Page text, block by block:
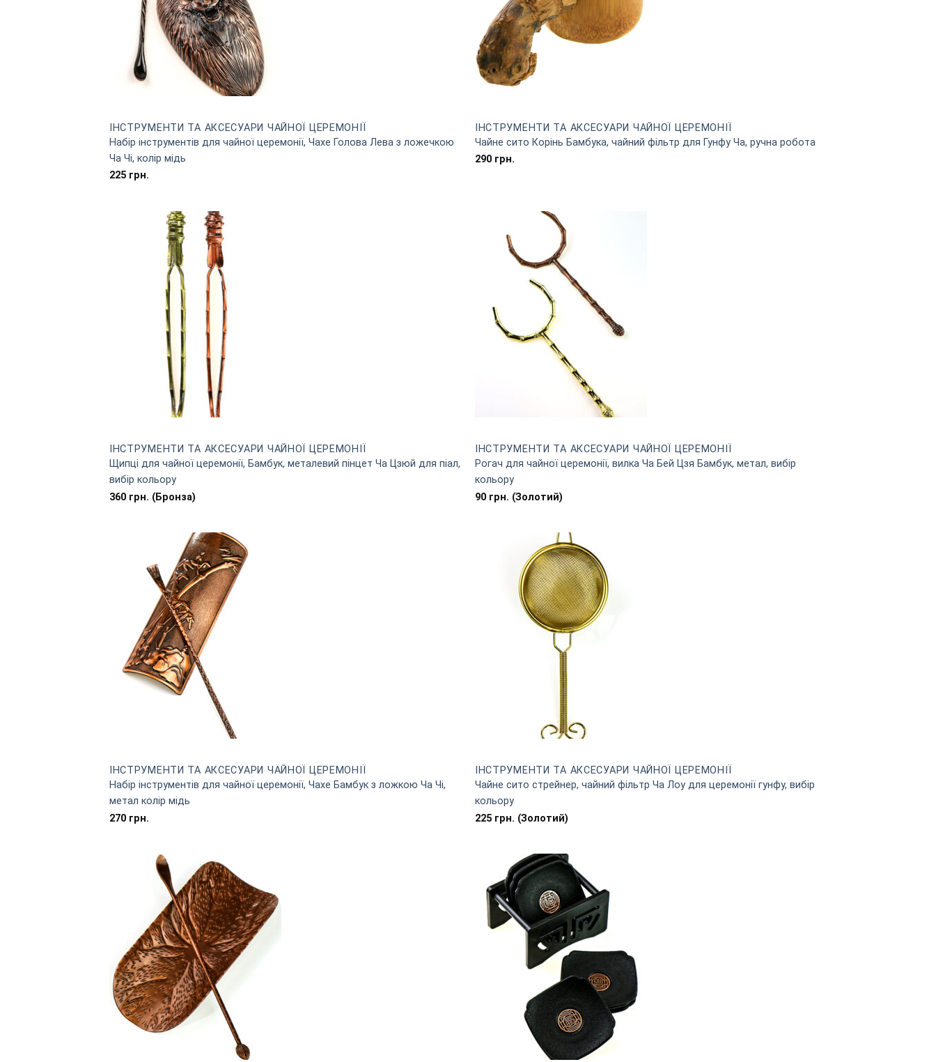
ІНСТРУМЕНТИ ТА АКСЕСУАРИ ЧАЙНОЇ ЦЕРЕМОНІЇ
Набір інструментів для чайної церемонії, Чахе Голова Лева з ложечкою
Ча Чі, колір мідь
225грн.
ІНСТРУМЕНТИ ТА АКСЕСУАРИ ЧАЙНОЇ ЦЕРЕМОНІЇ
Чайне сито Корінь Бамбука, чайний фільтр для Гунфу Ча, ручна робота
290грн.
ІНСТРУМЕНТИ ТА АКСЕСУАРИ ЧАЙНОЇ ЦЕРЕМОНІЇ
Щипці для чайної церемонії, Бамбук, металевий пінцет Ча Цзюй для піал,
вибір кольору
360грн. (Бронза)
ІНСТРУМЕНТИ ТА АКСЕСУАРИ ЧАЙНОЇ ЦЕРЕМОНІЇ
Рогач для чайної церемонії, вилка Ча Бей Цзя Бамбук, метал, вибір
кольору
90грн. (Золотий)
ІНСТРУМЕНТИ ТА АКСЕСУАРИ ЧАЙНОЇ ЦЕРЕМОНІЇ
Набір інструментів для чайної церемонії, Чахе Бамбук з ложкою Ча Чі,
метал колір мідь
270грн.
ІНСТРУМЕНТИ ТА АКСЕСУАРИ ЧАЙНОЇ ЦЕРЕМОНІЇ
Чайне сито стрейнер, чайний фільтр Ча Лоу для церемонії гунфу, вибір
кольору
225грн. (Золотий)